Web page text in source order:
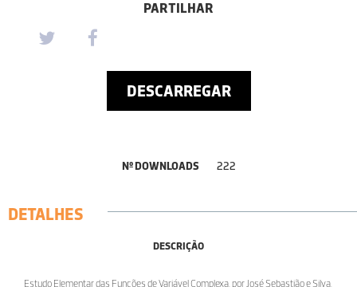
PARTILHAR
DESCARREGAR
Nº DOWNLOADS 222
DETALHES
DESCRIÇÃO
Estudo Elementar das Funções de Variável Complexa, por José Sebastião e Silva.